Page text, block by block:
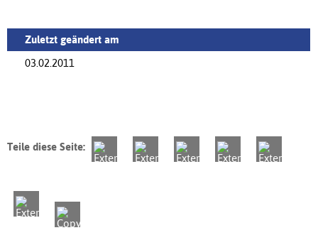
Zuletzt geändert am
03.02.2011
Teile diese Seite: